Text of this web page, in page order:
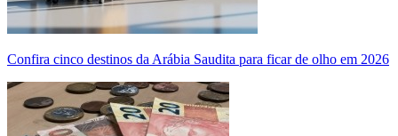
Confira cinco destinos da Arábia Saudita para ficar de olho em 2026